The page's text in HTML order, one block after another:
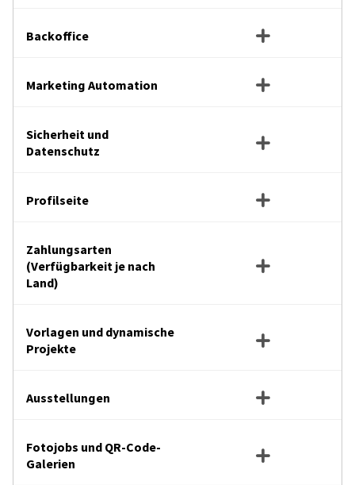
Backoffice
Marketing Automation
Sicherheit und
Datenschutz
Profilseite
Zahlungsarten
(Verfügbarkeit je nach
Land)
Vorlagen und dynamische
Projekte
Ausstellungen
Fotojobs und QR-Code-
Galerien